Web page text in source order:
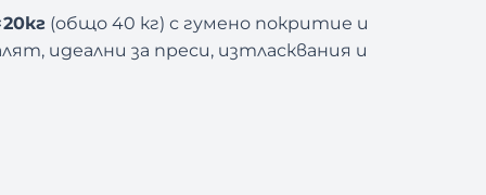
(общо 40 кг) с гумено покритие и
идеални за преси, изтласквания и